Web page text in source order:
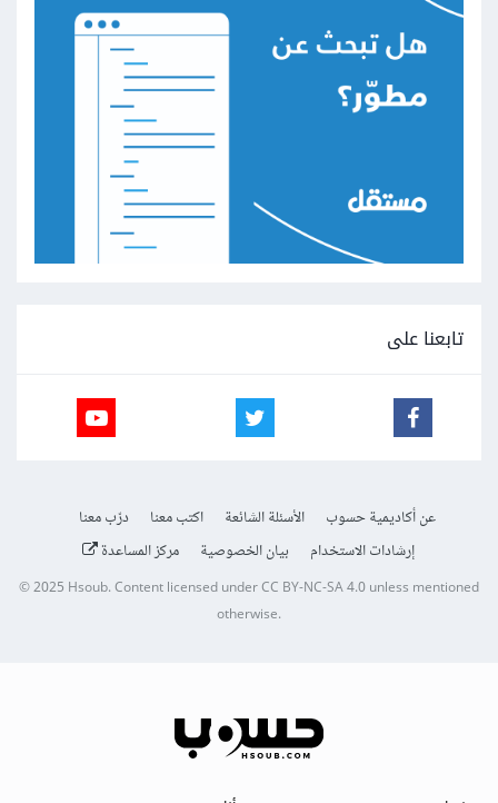
تابعنا على
عن أكاديمية حسوب الأسئلة الشائعة اكتب معنا
درّب معنا
إرشادات الاستخدام
بيان الخصوصية مركز المساعدة
© 2025Hsoub.Content licensed underCC BY-NC-SA 4.0unless mentioned
otherwise.